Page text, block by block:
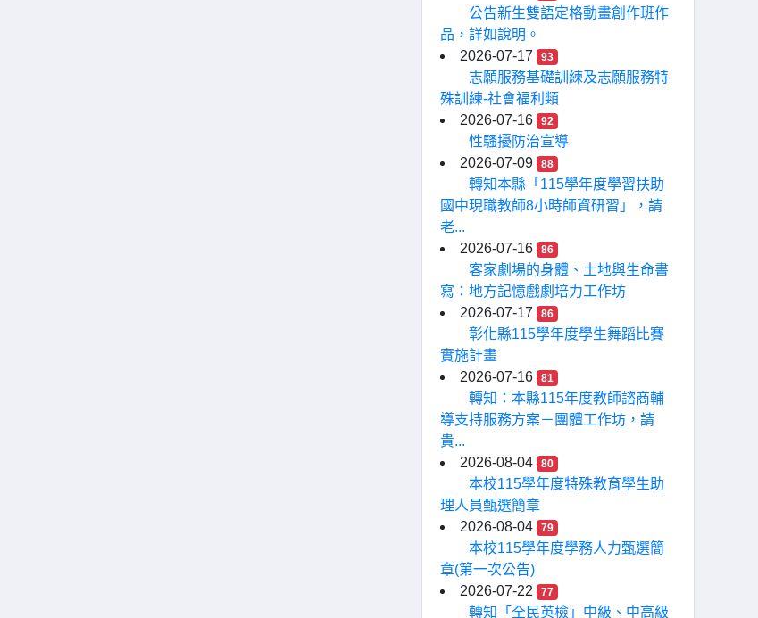
公告新生雙語定格動畫創作班作
品，詳如說明。
2026-07-17
93
志願服務基礎訓練及志願服務特
殊訓練-社會福利類
2026-07-16
92
性騷擾防治宣導
2026-07-09
88
轉知本縣「115學年度學習扶助
國中現職教師8小時師資研習」，請
老...
2026-07-16
86
客家劇場的身體、土地與生命書
寫：地方記憶戲劇培力工作坊
2026-07-17
86
彰化縣115學年度學生舞蹈比賽
實施計畫
2026-07-16
81
轉知：本縣115年度教師諮商輔
導支持服務方案－團體工作坊，請
貴...
2026-08-04
80
本校115學年度特殊教育學生助
理人員甄選簡章
2026-08-04
79
本校115學年度學務人力甄選簡
章(第一次公告)
2026-07-22
77
轉知「全民英檢」中級、中高級